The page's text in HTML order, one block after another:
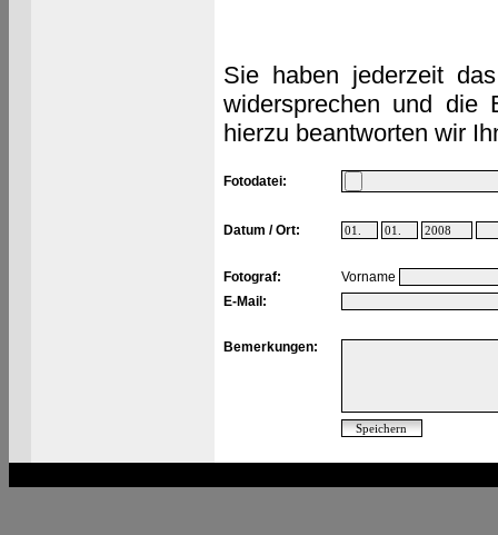
Sie haben jederzeit
widersprechen und die
hierzu beantworten wir
Fotodatei:
Datum / Ort:
Fotograf:
Vorname
E-Mail:
Bemerkungen: